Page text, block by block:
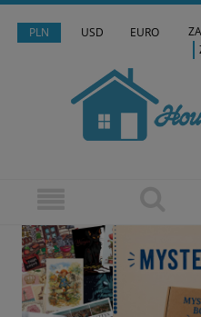
PLN USD EURO